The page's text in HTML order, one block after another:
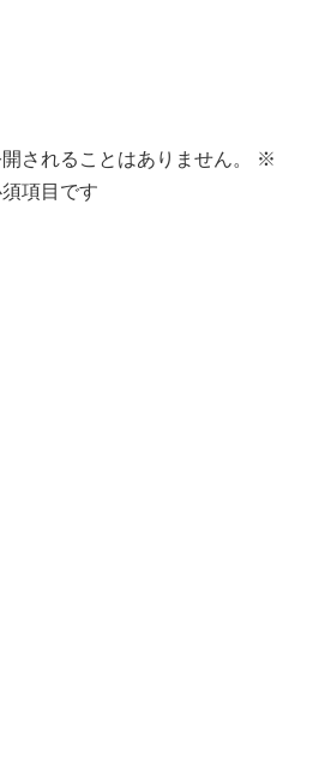
されることはありません。
※
項目です